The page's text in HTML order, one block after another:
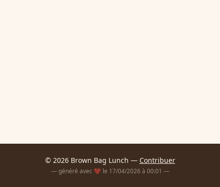
© 2026 Brown Bag Lunch — Contribuer
— généré avec ❤️ le 17/04/2026 à 00:01 —